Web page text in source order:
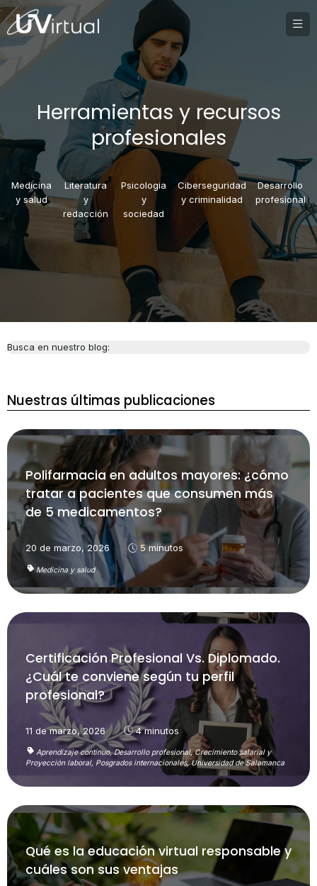
Herramientas y recursos
profesionales
Medicina
y salud
Literatura
y
redacción
Psicologia
y
sociedad
Ciberseguridad
y criminalidad
Desarrollo
profesional
Busca en nuestro blog:
Nuestras últimas publicaciones
Polifarmacia en adultos mayores: ¿cómo
tratar a pacientes que consumen más
de 5 medicamentos?
20 de marzo, 2026 5 minutos
Medicina y salud
Certificación Profesional Vs. Diplomado.
¿Cuál te conviene según tu perfil
profesional?
11 de marzo, 2026 4 minutos
Aprendizaje continuo,Desarrollo profesional,Crecimiento salarial y
Proyección laboral, Posgrados internacionales,Universidad de Salamanca
Qué es la educación virtual responsable y
cuáles son sus ventajas